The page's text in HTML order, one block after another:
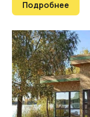
Подробнее